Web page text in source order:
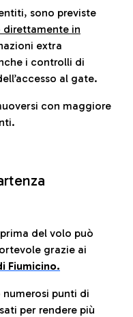
sono previste
in
extra
i controlli di
al gate.
con maggiore
del volo può
grazie ai
Fiumicino.
punti di
per rendere più